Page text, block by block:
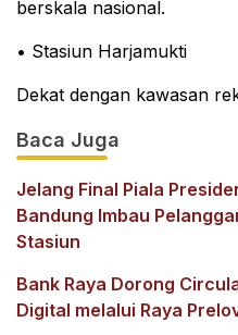
berskala nasional.
• Stasiun Harjamukti
Dekat dengan kawasan
Baca Juga
Jelang Final Piala
Bandung Imbau
Stasiun
Bank Raya Dorong
Digital melalui Raya